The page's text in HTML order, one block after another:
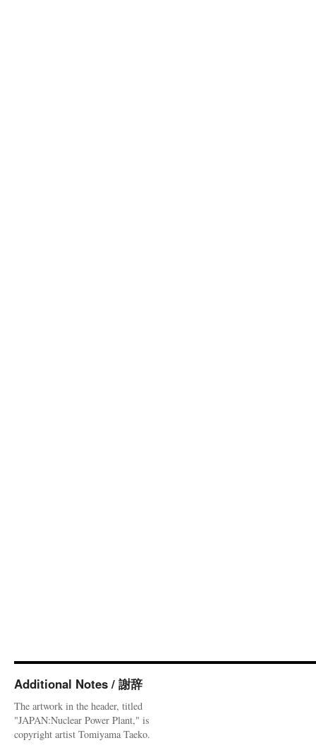
Additional Notes / 謝辞
The artwork in the header, titled
"JAPAN:Nuclear Power Plant," is
copyright artist Tomiyama Taeko.